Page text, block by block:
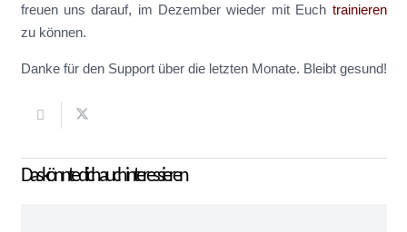
freuen uns darauf, im Dezember wieder mit Euch trainieren
zu können.
Danke für den Support über die letzten Monate. Bleibt gesund!
Das könnte dich auch interessieren